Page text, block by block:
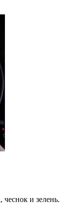
и зелень.